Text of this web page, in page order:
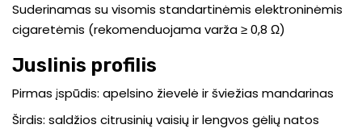
Suderinamas su visomis standartinėmis elektroninėmis
cigaretėmis (rekomenduojama varža ≥ 0,8 Ω)
Juslinis profilis
Pirmas įspūdis: apelsino žievelė ir šviežias mandarinas
Širdis: saldžios citrusinių vaisių ir lengvos gėlių natos